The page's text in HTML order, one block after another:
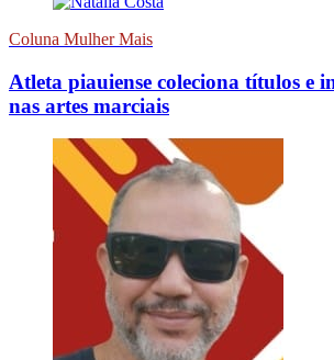
Coluna Mulher Mais
Atleta piauiense coleciona títulos e
nas artes marciais